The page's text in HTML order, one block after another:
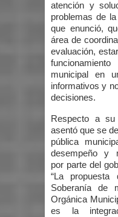
atención y
problemas de
que enunció,
área de
evaluación,
municipal en
informativos y
decisiones.
Respecto a su
asentó que se
pública
desempeño y
por parte del
“La propuesta
Soberanía de
Orgánica
es la